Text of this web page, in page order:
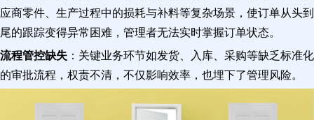
应商零件、生产过程中的损耗与补料等复杂场景，使订单从头到
尾的跟踪变得异常困难，管理者无法实时掌握订单状态。
流程管控缺失 ：关键业务环节如发货、入库、采购等缺乏标准化
的审批流程，权责不清，不仅影响效率，也埋下了管理风险。